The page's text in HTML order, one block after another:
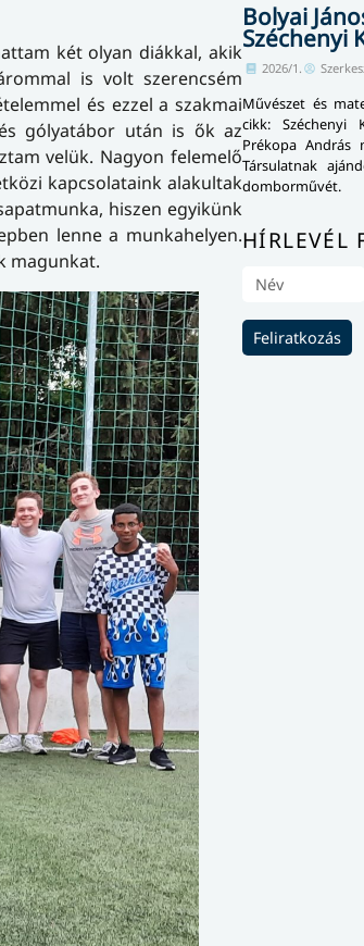
két olyan diákkal, akik
is volt szerencsém
és ezzel a szakmai
gólyatábor után is ők az
velük. Nagyon felemelő
kapcsolataink alakultak
hiszen egyikünk
lenne a munkahelyen.
magunkat.
Bolyai
Széchenyi
2026/1.
Művészet és
cikk: Széchenyi
Prékopa András
Társulatnak
domborművét.
HÍRLEVÉL
Feliratkozás